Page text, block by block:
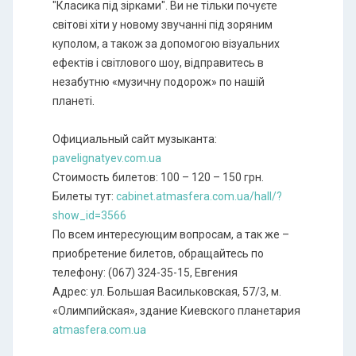
"Класика під зірками". Ви не тільки почуєте
світові хіти у новому звучанні під зоряним
куполом, а також за допомогою візуальних
ефектів і світлового шоу, відправитесь в
незабутню «музичну подорож» по нашій
планеті.
Официальный сайт музыканта:
pavelignatyev.com.ua
Стоимость билетов: 100 – 120 – 150 грн.
Билеты тут: cabinet.atmasfera.com.ua/hall/?
show_id=3566
По всем интересующим вопросам, а так же –
приобретение билетов, обращайтесь по
телефону: (067) 324-35-15, Евгения
Адрес: ул. Большая Васильковская, 57/3, м.
«Олимпийская», здание Киевского планетария
atmasfera.com.ua